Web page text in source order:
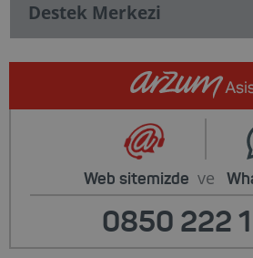
Destek Merkezi
Web sitemizde ve
0850 222